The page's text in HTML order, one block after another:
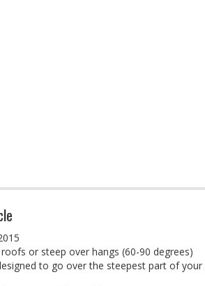
or steep over hangs (60-90 degrees)
to go over the steepest part of your